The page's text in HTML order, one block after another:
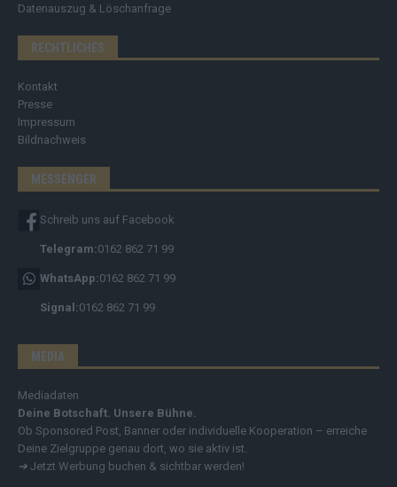
Datenauszug & Löschanfrage
RECHTLICHES
Kontakt
Presse
Impressum
Bildnachweis
MESSENGER
Schreib uns auf Facebook
Telegram:0162 862 71 99
WhatsApp:0162 862 71 99
Signal:0162 862 71 99
MEDIA
Mediadaten
Deine Botschaft. Unsere Bühne.
Ob Sponsored Post, Banner oder individuelle Kooperation – erreiche
Deine Zielgruppe genau dort, wo sie aktiv ist.
➔ Jetzt Werbung buchen & sichtbar werden!